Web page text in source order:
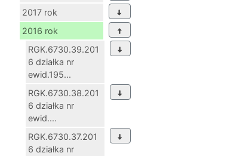
2017 rok
2016 rok
RGK.6730.39.201
6 działka nr
ewid.195...
RGK.6730.38.201
6 działka nr
ewid....
RGK.6730.37.201
6 działka nr